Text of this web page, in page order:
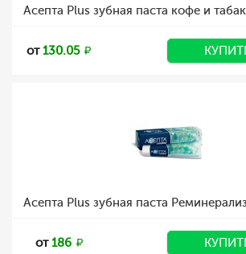
Асепта Plus зубная паста кофе и
от130.05
Асепта Plus зубная паста
от186